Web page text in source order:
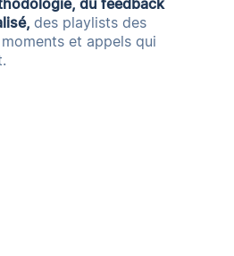
du feedback
des playlists des
et appels qui